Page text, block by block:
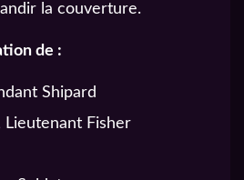
la couverture.
de :
Shipard
Lieutenant Fisher